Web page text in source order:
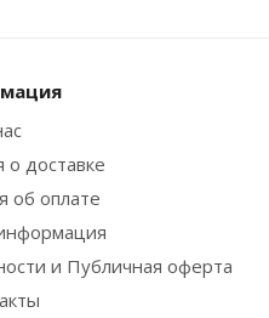
доставке
об оплате
и Публичная оферта